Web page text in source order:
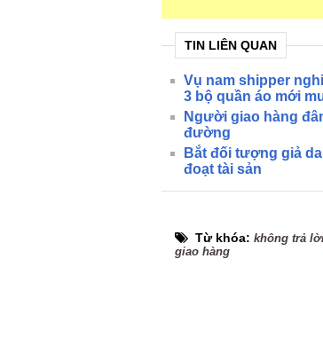
TIN LIÊN QUAN
Vụ nam shipper
3 bộ quần áo mới
Người giao hàng
đường
Bắt đối tượng giả
đoạt tài sản
Từ khóa: không trả
giao hàng